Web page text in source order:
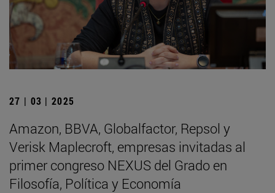
27 | 03 | 2025
Amazon, BBVA, Globalfactor, Repsol y
Verisk Maplecroft, empresas invitadas al
primer congreso NEXUS del Grado en
Filosofía, Política y Economía